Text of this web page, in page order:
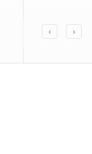
Kraghøjvej
‹ ›